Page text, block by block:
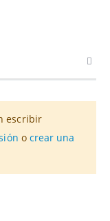
escribir
o crear una